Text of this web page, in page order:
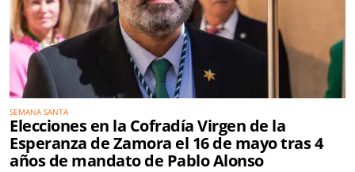
SEMANA SANTA
Elecciones en la Cofradía Virgen de la
Esperanza de Zamora el 16 de mayo tras 4
años de mandato de Pablo Alonso